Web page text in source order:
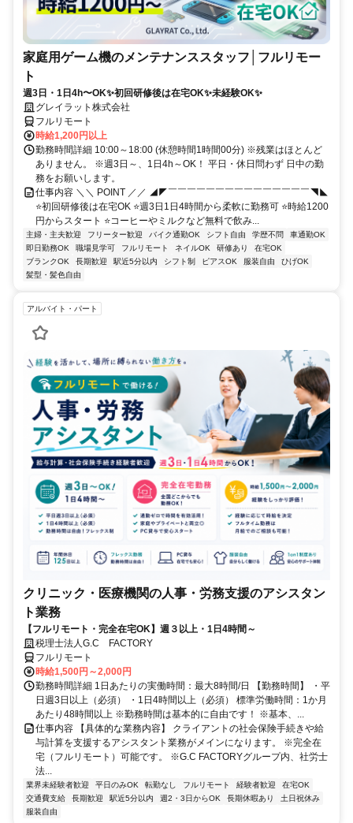
家庭用ゲーム機のメンテナンススタッフ│フルリモー
ト
週3日・1日4h〜OK✨初回研修後は在宅OK✨未経験OK✨
グレイラット株式会社
フルリモート
時給1,200円以上
勤務時間詳細 10:00～18:00 (休憩時間1時間00分) ※残業はほとんど
ありません。 ※週3日～、1日4h～OK！ 平日・休日問わず 日中の勤
務をお願いします。
仕事内容 ＼＼ POINT ／／ ◢◤￣￣￣￣￣￣￣￣￣￣￣￣￣￣￣◥◣
⭐初回研修後は在宅OK ⭐週3日1日4時間から柔軟に勤務可 ⭐時給1200
円からスタート ⭐コーヒーやミルクなど無料で飲み...
主婦・主夫歓迎 フリーター歓迎 バイク通勤OK シフト自由 学歴不問
車通勤OK
即日勤務OK
職場見学可 フルリモート ネイルOK 研修あり
在宅OK
ブランクOK
長期歓迎 駅近5分以内 シフト制 ピアスOK 服装自由
ひげOK
髪型・髪色自由
アルバイト・パート
クリニック・医療機関の人事・労務支援のアシスタン
ト業務
【フルリモート・完全在宅OK】週３以上・1日4時間～
税理士法人G.C FACTORY
フルリモート
時給1,500円～2,000円
勤務時間詳細 1日あたりの実働時間：最大8時間/日 【勤務時間】 ・平
日週3日以上（必須） ・1日4時間以上（必須） 標準労働時間：1か月
あたり48時間以上 ※勤務時間は基本的に自由です！ ※基本、...
仕事内容 【具体的な業務内容】 クライアントの社会保険手続きや給
与計算を支援するアシスタント業務がメインになります。 ※完全在
宅（フルリモート）可能です。 ※G.C FACTORYグループ内、社労士
法...
業界未経験者歓迎 平日のみOK 転勤なし フルリモート 経験者歓迎
在宅OK
交通費支給
長期歓迎 駅近5分以内 週2・3日からOK 長期休暇あり
土日祝休み
服装自由